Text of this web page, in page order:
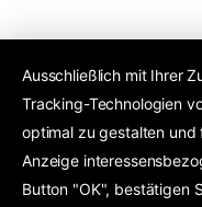
Ausschließlich mit Ihrer
Tracking-Technologien
optimal zu gestalten
Anzeige
Button "OK", bestätigen